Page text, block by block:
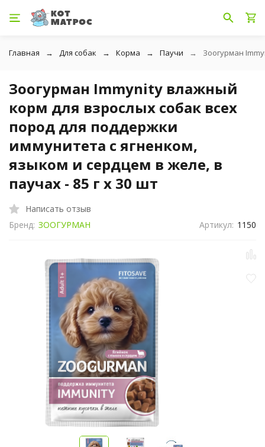
Главная Для собак Корма Паучи Зоогурман
Зоогурман Immynity влажный
корм для взрослых собак всех
пород для поддержки
иммунитета с ягненком,
языком и сердцем в желе, в
паучах - 85 г х 30 шт
Написать отзыв
Бренд: ЗООГУРМАН Артикул: 1150